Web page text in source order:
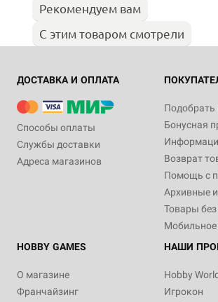
Рекомендуем вам
С этим товаром смотрели
ДОСТАВКА И ОПЛАТА
Способы оплаты
Службы доставки
Адреса магазинов
Подобрать
Бонусная
Возврат
Помощь с
Архивные
Товары
HOBBY GAMES
О магазине
Франчайзинг
НАШИ
Hobby
Игрокон